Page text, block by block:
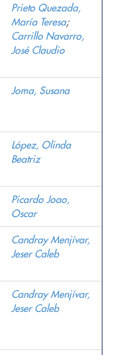
Prieto Quezada,
María Teresa;
Carrillo Navarro,
José Claudio
Joma, Susana
López, Olinda
Beatriz
Picardo Joao,
Oscar
Candray Menjívar,
Jeser Caleb
Candray Menjívar,
Jeser Caleb